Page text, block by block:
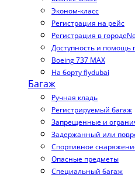
Эконом-класс
Регистрация на рейс
Регистрация в городе
Доступность и помощь
Boeing 737 MAX
На борту flydubai
Багаж
Ручная кладь
Регистрируемый багаж
Запрещенные и
Задержанный или
Спортивное
Опасные предметы
Специальный багаж